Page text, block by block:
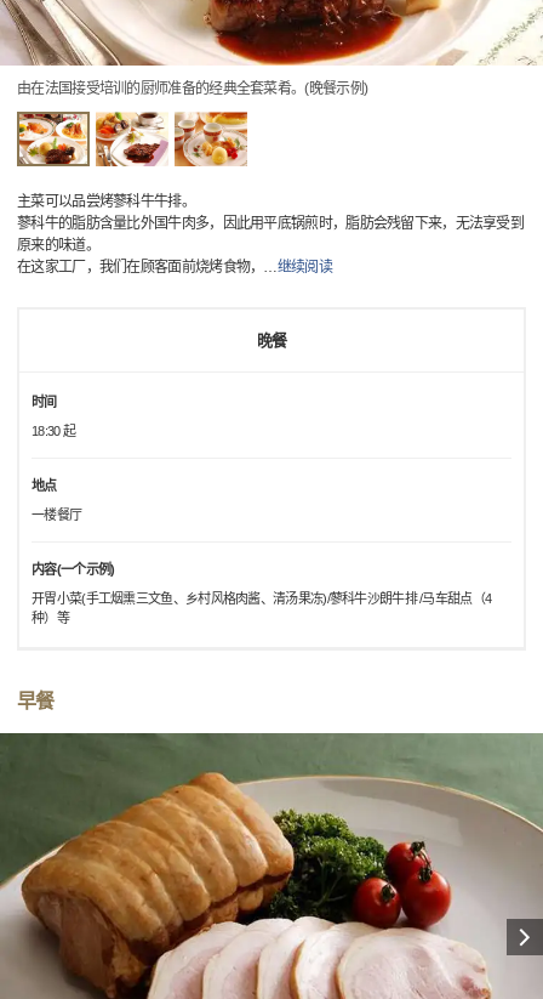
由在法国接受培训的厨师准备的经典全套菜肴。(晚餐示例)
主菜可以品尝烤蓼科牛牛排。
蓼科牛的脂肪含量比外国牛肉多，因此用平底锅煎时，脂肪会残留下来，无法享受到
原来的味道。
在这家工厂，我们在顾客面前烧烤食物， …继续阅读
晚餐
时间
18:30 起
地点
一楼餐厅
内容(一个示例)
开胃小菜(手工烟熏三文鱼、乡村风格肉酱、清汤果冻)/蓼科牛沙朗牛排 /马车甜点（4
种）等
早餐